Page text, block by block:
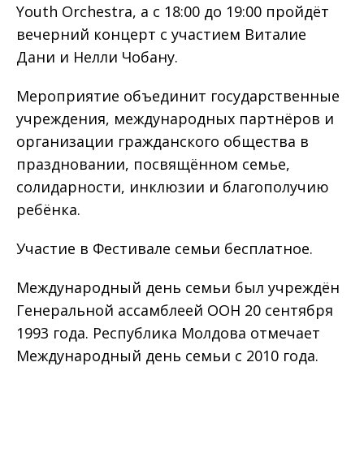
Youth Orchestra, а с 18:00 до 19:00 пройдёт
вечерний концерт с участием Виталие
Дани и Нелли Чобану.
Мероприятие объединит государственные
учреждения, международных партнёров и
организации гражданского общества в
праздновании, посвящённом семье,
солидарности, инклюзии и благополучию
ребёнка.
Участие в Фестивале семьи бесплатное.
Международный день семьи был учреждён
Генеральной ассамблеей ООН 20 сентября
1993 года. Республика Молдова отмечает
Международный день семьи с 2010 года.